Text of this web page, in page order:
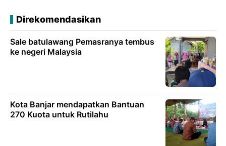
Direkomendasikan
Sale batulawang Pemasranya tembus
ke negeri Malaysia
Kota Banjar mendapatkan Bantuan
270 Kuota untuk Rutilahu